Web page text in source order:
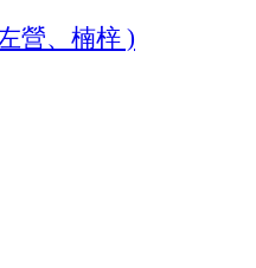
營、楠梓 )